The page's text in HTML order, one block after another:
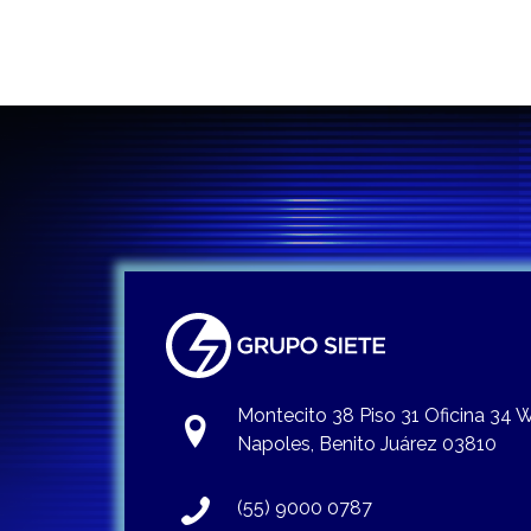
Montecito 38 Piso 31 Oficina 34
Napoles, Benito Juárez 03810
(55) 9000 0787